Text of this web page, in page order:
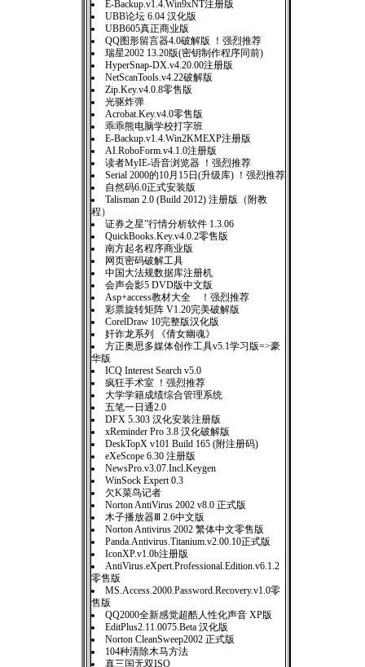
E-Backup.v1.4.Win9xNT注册版
UBB论坛 6.04 汉化版
UBB605真正商业版
QQ图形留言器4.0破解版 ！强烈推荐
瑞星2002 13.20版(密钥制作程序同前)
HyperSnap-DX.v4.20.00注册版
NetScanTools.v4.22破解版
Zip.Key.v4.0.8零售版
光驱炸弹
Acrobat.Key.v4.0零售版
乖乖熊电脑学校打字班
E-Backup.v1.4.Win2KMEXP注册版
AI.RoboForm.v4.1.0注册版
读者MyIE-语音浏览器 ！强烈推荐
Serial 2000的10月15日(升级库) ！强烈推荐
自然码6.0正式安装版
Talisman 2.0 (Build 2012) 注册版（附教
程）
证券之星”行情分析软件 1.3.06
QuickBooks.Key.v4.0.2零售版
南方起名程序商业版
网页密码破解工具
中国大法规数据库注册机
会声会影5 DVD版中文版
Asp+access教材大全 ！强烈推荐
彩票旋转矩阵 V1.20完美破解版
CorelDraw 10完整版汉化版
奸诈龙系列 《倩女幽魂》
方正奥思多媒体创作工具v5.1学习版=>豪
华版
ICQ Interest Search v5.0
疯狂手术室 ！强烈推荐
大学学籍成绩综合管理系统
五笔一日通2.0
DFX 5.303 汉化安装注册版
xReminder Pro 3.8 汉化破解版
DeskTopX v101 Build 165 (附注册码)
eXeScope 6.30 注册版
NewsPro.v3.07.Incl.Keygen
WinSock Expert 0.3
欠K菜鸟记者
Norton AntiVirus 2002 v8.0 正式版
木子播放器Ⅲ 2.6中文版
Norton Antivirus 2002 繁体中文零售版
Panda.Antivirus.Titanium.v2.00.10正式版
IconXP.v1.0b注册版
AntiVirus.eXpert.Professional.Edition.v6.1.2
零售版
MS.Access.2000.Password.Recovery.v1.0零
售版
QQ2000全新感觉超酷人性化声音 XP版
EditPlus2.11.0075.Beta 汉化版
Norton CleanSweep2002 正式版
104种清除木马方法
真三国无双ISO